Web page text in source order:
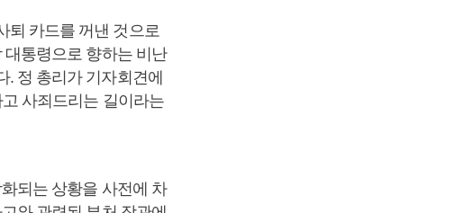
퇴 카드를 꺼낸 것으로
통령으로 향하는 비난
정 총리가 기자회견에
사죄드리는 길이라는
되는 상황을 사전에 차